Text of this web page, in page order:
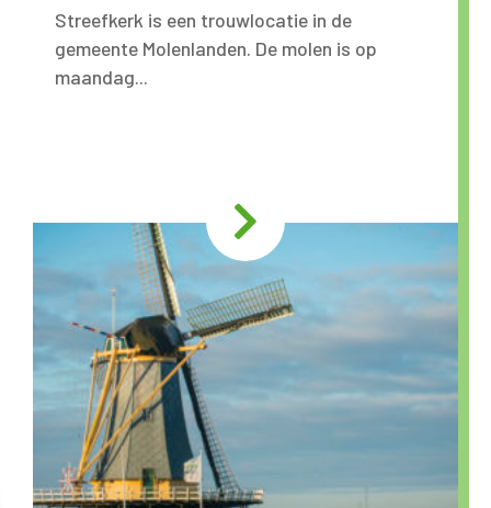
Streefkerk is een trouwlocatie in de
gemeente Molenlanden. De molen is op
maandag...